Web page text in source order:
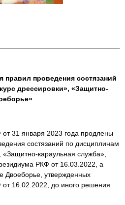
правил проведения состязаний
дрессировки», «Защитно-
31 января 2023 года продлены
состязаний по дисциплинам
караульная служба»,
РКФ от 16.03.2022, а
Двоеборье, утвержденных
16.02.2022, до иного решения